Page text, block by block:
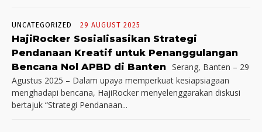
UNCATEGORIZED 29 AUGUST 2025
HajiRocker Sosialisasikan Strategi
Pendanaan Kreatif untuk Penanggulangan
Bencana Nol APBD di Banten Serang, Banten – 29
Agustus 2025 – Dalam upaya memperkuat kesiapsiagaan
menghadapi bencana, HajiRocker menyelenggarakan diskusi
bertajuk “Strategi Pendanaan...